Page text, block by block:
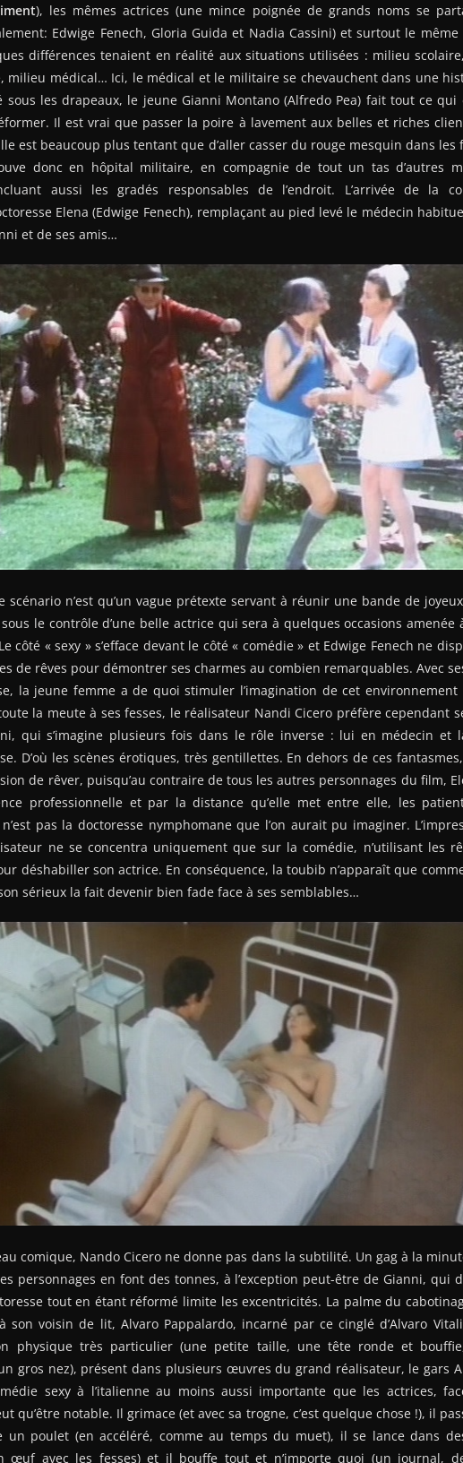
), les mêmes actrices (une mince poignée de grands noms se
Edwige Fenech, Gloria Guida et Nadia Cassini) et surtout le même
différences tenaient en réalité aux situations utilisées : milieu
milieu médical… Ici, le médical et le militaire se chevauchent dans une
sous les drapeaux, le jeune Gianni Montano (Alfredo Pea) fait tout ce qui
Il est vrai que passer la poire à lavement aux belles et riches
est beaucoup plus tentant que d’aller casser du rouge mesquin dans les
donc en hôpital militaire, en compagnie de tout un tas d’autres
aussi les gradés responsables de l’endroit. L’arrivée de la
Elena (Edwige Fenech), remplaçant au pied levé le médecin
et de ses amis…
scénario n’est qu’un vague prétexte servant à réunir une bande de
le contrôle d’une belle actrice qui sera à quelques occasions amenée
côté « sexy » s’efface devant le côté « comédie » et Edwige Fenech ne
de rêves pour démontrer ses charmes au combien remarquables. Avec
la jeune femme a de quoi stimuler l’imagination de cet environnement
la meute à ses fesses, le réalisateur Nandi Cicero préfère cependant
qui s’imagine plusieurs fois dans le rôle inverse : lui en médecin et
D’où les scènes érotiques, très gentillettes. En dehors de ces
de rêver, puisqu’au contraire de tous les autres personnages du film,
professionnelle et par la distance qu’elle met entre elle, les
pas la doctoresse nymphomane que l’on aurait pu imaginer.
ne se concentra uniquement que sur la comédie, n’utilisant les
déshabiller son actrice. En conséquence, la toubib n’apparaît que
sérieux la fait devenir bien fade face à ses semblables…
comique, Nando Cicero ne donne pas dans la subtilité. Un gag à la
personnages en font des tonnes, à l’exception peut-être de Gianni, qui
tout en étant réformé limite les excentricités. La palme du
son voisin de lit, Alvaro Pappalardo, incarné par ce cinglé d’Alvaro
physique très particulier (une petite taille, une tête ronde et
gros nez), présent dans plusieurs œuvres du grand réalisateur, le gars
sexy à l’italienne au moins aussi importante que les actrices,
qu’être notable. Il grimace (et avec sa trogne, c’est quelque chose !), il
un poulet (en accéléré, comme au temps du muet), il se lance dans
œuf avec les fesses) et il bouffe tout et n’importe quoi (un journal,